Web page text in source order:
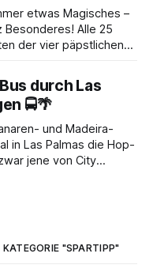
etwas Magisches –
Alle 25
der vier päpstlichen
hast du die Chance,
durch Las
🚍🌴
und Madeira-
in Las Palmas die Hop-
jene von City
"SPARTIPP"